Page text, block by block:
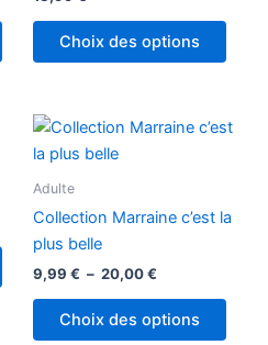
Choix des options
produit
options
peuvent
Adulte
Collection Marraine c’est la
plus belle
9,99 € – 20,00€
Plage
20,00 €
Choix des options
Ce
être